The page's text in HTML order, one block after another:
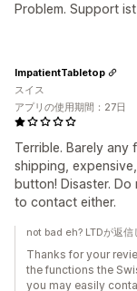
Problem. Support
Terrible. Barely any
shipping,
button! Disaster.
to contact either.
ImpatientTabletop
スイス
アプリの使用期間：27日
not bad eh? LTDが返
Thanks for your
the functions the
you may easily